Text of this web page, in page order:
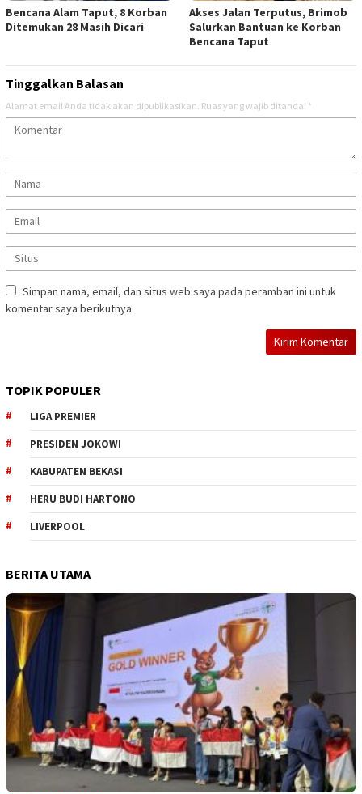
Bencana Alam Taput, 8 Korban
Ditemukan 28 Masih Dicari
Akses Jalan Terputus, Brimob
Salurkan Bantuan ke Korban
Bencana Taput
Tinggalkan Balasan
Alamat email Anda tidak akan dipublikasikan. Ruas yang wajib ditandai *
Simpan nama, email, dan situs web saya pada peramban ini untuk
komentar saya berikutnya.
TOPIK POPULER
LIGA PREMIER
PRESIDEN JOKOWI
KABUPATEN BEKASI
HERU BUDI HARTONO
LIVERPOOL
BERITA UTAMA